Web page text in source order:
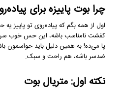
چرا بوت پاییزه برای
اول از همه بگم که پیاده‌روی تو پاییز
کفشت نامناسب باشه، این حس خوب
پا می‌ده! به همین دلیل باید حواسمون
ضدسر باشه، هم راحت و سبک.
نکته اول: متریال بوت